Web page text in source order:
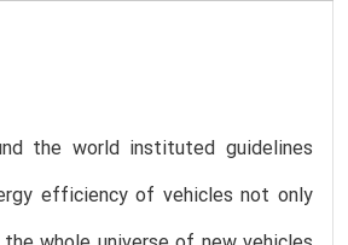
the world instituted guidelines
efficiency of vehicles not only